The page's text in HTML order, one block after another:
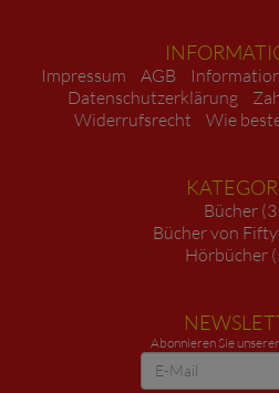
Impressum AGB
Datenschutzerklärung
Widerrufsrecht
Wie
Bücher
Bücher von
Hörbücher
Abonnieren Sie